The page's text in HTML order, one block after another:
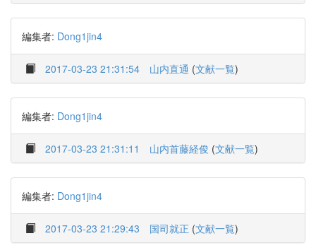
編集者: Dong1jin4
2017-03-23 21:31:54 山内直通 (文献一覧)
編集者: Dong1jin4
2017-03-23 21:31:11 山内首藤経俊 (文献一覧)
編集者: Dong1jin4
2017-03-23 21:29:43 国司就正 (文献一覧)